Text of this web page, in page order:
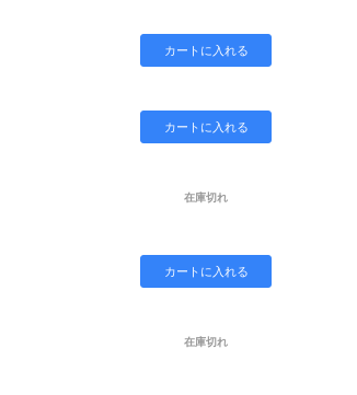
在庫切れ
在庫切れ